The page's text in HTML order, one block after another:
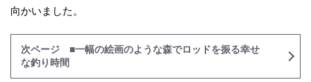
向かいました。
次ページ ■一幅の絵画のような森でロッドを振る幸せ
な釣り時間